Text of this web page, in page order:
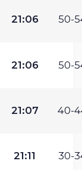
21:06 50-
21:06 50-
21:07 40-
21:11 30-